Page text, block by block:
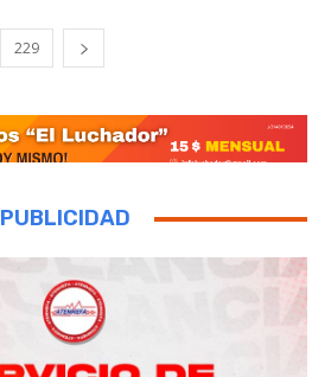
229
PUBLICIDAD